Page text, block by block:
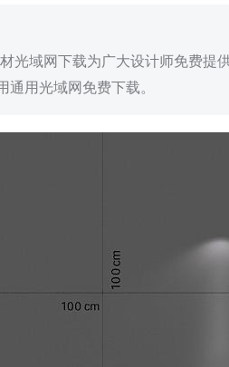
光域网下载为广大设计师免费
通用光域网免费下载。